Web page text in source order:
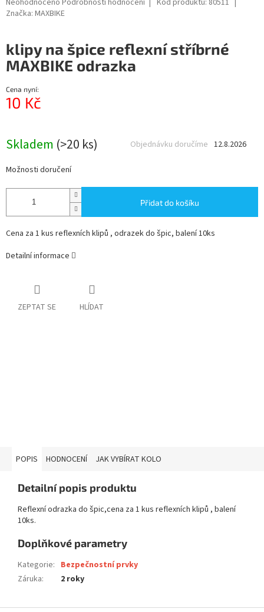
hodnocení
0,0
z
5
Neohodnoceno Podrobnosti hodnocení Kód produktu: 80511
Značka: MAXBIKE
klipy na špice reflexní stříbrné
MAXBIKE odrazka
Cena nyní:
10 Kč
Skladem (>20 ks) 12.8.2026
Objednávku doručíme
Možnosti doručení
Přidat do košíku
Cena za 1 kus reflexních klipů , odrazek do špic, balení 10ks
Detailní informace
ZEPTAT SE HLÍDAT
POPIS HODNOCENÍ JAK VYBÍRAT KOLO
Detailní popis produktu
Reflexní odrazka do špic,cena za 1 kus reflexních klipů , balení
10ks.
Doplňkové parametry
Kategorie: Bezpečnostní prvky
Záruka: 2 roky